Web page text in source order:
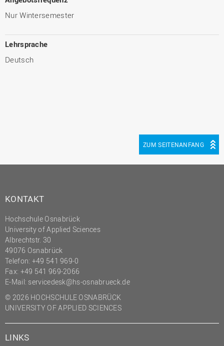
Nur Wintersemester
Lehrsprache
Deutsch
ZUM SEITENANFANG
KONTAKT
Hochschule Osnabrück
University of Applied Sciences
Albrechtstr. 30
49076 Osnabrück
Telefon: +49 541 969-0
Fax: +49 541 969-2066
E-Mail: servicedesk@hs-osnabrueck.de
© 2026 HOCHSCHULE OSNABRÜCK
UNIVERSITY OF APPLIED SCIENCES
LINKS